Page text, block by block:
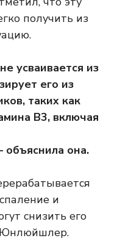
получить из
усваивается из
его из
таких как
B3, включая
она.
и
снизить его
Юнлюйшлер.